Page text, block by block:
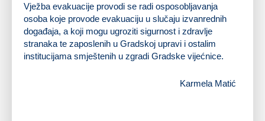
Vježba evakuacije provodi se radi osposobljavanja
osoba koje provode evakuaciju u slučaju izvanrednih
događaja, a koji mogu ugroziti sigurnost i zdravlje
stranaka te zaposlenih u Gradskoj upravi i ostalim
institucijama smještenih u zgradi Gradske vijećnice.
Karmela Matić